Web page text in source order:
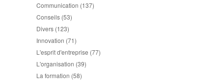
Communication (137)
Conseils (53)
Divers (123)
Innovation (71)
L'esprit d'entreprise (77)
L'organisation (39)
La formation (58)